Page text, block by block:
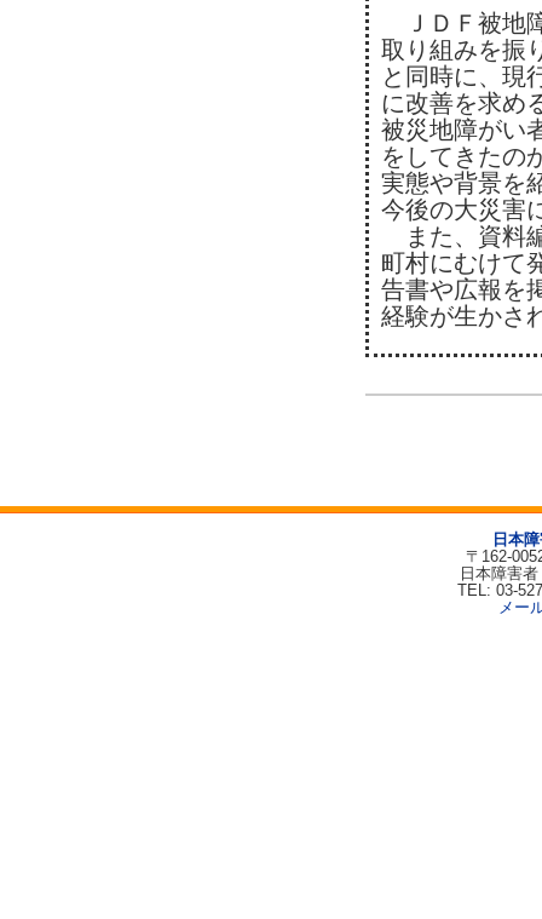
ＪＤＦ被地
取り組みを振
と同時に、現
に改善を求め
被災地障がい
をしてきたの
実態や背景を
今後の大災害
また、資料
町村にむけて
告書や広報を
経験が生かさ
日本
〒162-
日本障害
TEL: 03-
メー